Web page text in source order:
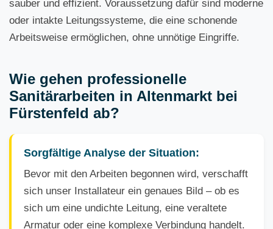
sauber und effizient. Voraussetzung dafür sind moderne
oder intakte Leitungssysteme, die eine schonende
Arbeitsweise ermöglichen, ohne unnötige Eingriffe.
Wie gehen professionelle
Sanitärarbeiten in Altenmarkt bei
Fürstenfeld ab?
Sorgfältige Analyse der Situation:
Bevor mit den Arbeiten begonnen wird, verschafft
sich unser Installateur ein genaues Bild – ob es
sich um eine undichte Leitung, eine veraltete
Armatur oder eine komplexe Verbindung handelt.